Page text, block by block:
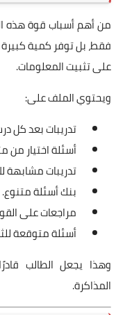
من أهم أسباب قوة هذه
فقط، بل توفر كمية كبيرة
على تثبيت المعلومات.
ويحتوي الملف على:
تدريبات بعد كل
أسئلة اختيار من
تدريبات مشابهة
بنك أسئلة متنوع.
مراجعات على
أسئلة متوقعة
وهذا يجعل الطالب
المذاكرة.